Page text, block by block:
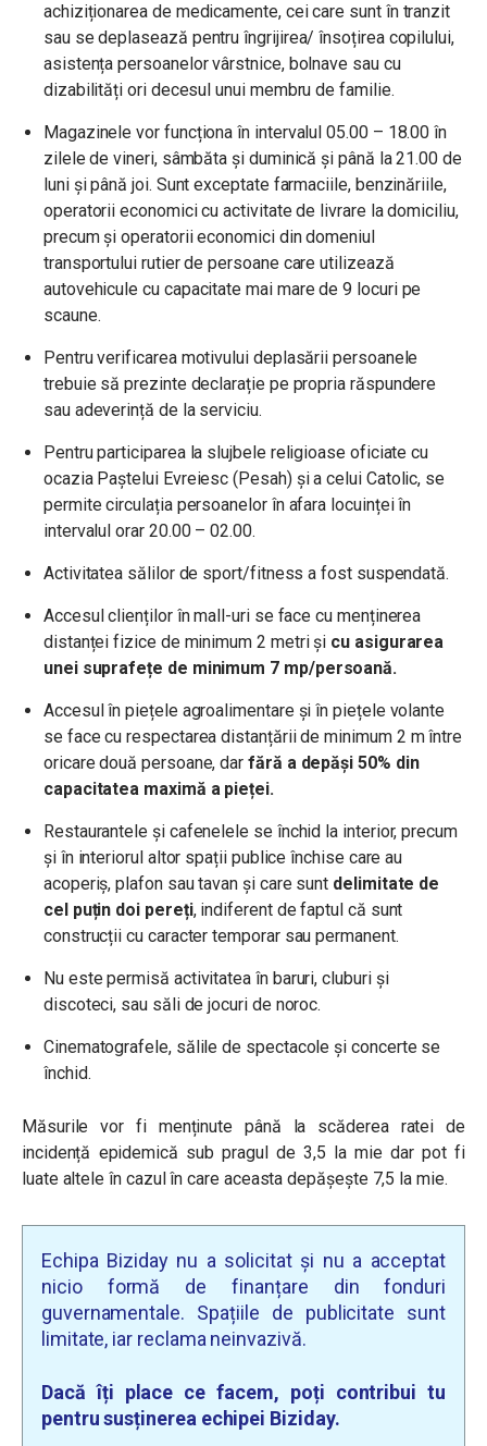
achiziționarea de medicamente, cei care sunt în tranzit
sau se deplasează pentru îngrijirea/ însoțirea copilului,
asistența persoanelor vârstnice, bolnave sau cu
dizabilități ori decesul unui membru de familie.
Magazinele vor funcționa în intervalul 05.00 – 18.00 în
zilele de vineri, sâmbăta și duminică și până la 21.00 de
luni și până joi. Sunt exceptate farmaciile, benzinăriile,
operatorii economici cu activitate de livrare la domiciliu,
precum și operatorii economici din domeniul
transportului rutier de persoane care utilizează
autovehicule cu capacitate mai mare de 9 locuri pe
scaune.
Pentru verificarea motivului deplasării persoanele
trebuie să prezinte declarație pe propria răspundere
sau adeverință de la serviciu.
Pentru participarea la slujbele religioase oficiate cu
ocazia Paștelui Evreiesc (Pesah) și a celui Catolic, se
permite circulația persoanelor în afara locuinței în
intervalul orar 20.00 – 02.00.
Activitatea sălilor de sport/fitness a fost suspendată.
Accesul clienților în mall-uri se face cu menținerea
distanței fizice de minimum 2 metri și cu asigurarea
unei suprafețe de minimum 7 mp/persoană.
Accesul în piețele agroalimentare și în piețele volante
se face cu respectarea distanțării de minimum 2 m între
oricare două persoane, darfără a depăși 50% din
capacitatea maximă a pieței.
Restaurantele și cafenelele se închid la interior, precum
și în interiorul altor spații publice închise care au
acoperiș, plafon sau tavan și care sunt delimitate de
cel puțin doi pereți, indiferent de faptul că sunt
construcții cu caracter temporar sau permanent.
Nu este permisă activitatea în baruri, cluburi și
discoteci, sau săli de jocuri de noroc.
Cinematografele, sălile de spectacole și concerte se
închid.
Măsurile vor fi menținute până la scăderea ratei de
incidență epidemică sub pragul de 3,5 la mie dar pot fi
luate altele în cazul în care aceasta depășește 7,5 la mie.
Echipa Biziday nu a solicitat și nu a acceptat
nicio formă de finanțare din fonduri
guvernamentale. Spațiile de publicitate sunt
limitate, iar reclama neinvazivă.
Dacă îți place ce facem, poți contribui tu
pentru susținerea echipei Biziday.